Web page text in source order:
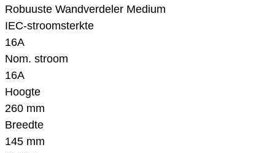
Robuuste Wandverdeler Medium
IEC-stroomsterkte
16A
Nom. stroom
16A
Hoogte
260 mm
Breedte
145 mm